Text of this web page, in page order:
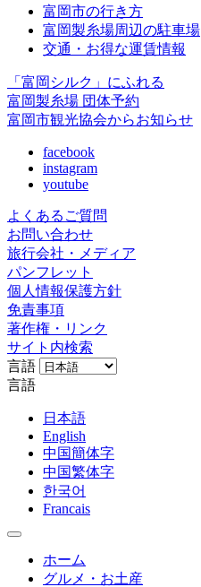
富岡市の行き方
富岡製糸場周辺の駐車場
交通・お得な運賃情報
「富岡シルク」にふれる
富岡製糸場 団体予約
富岡市観光協会からお知らせ
facebook
instagram
youtube
よくあるご質問
お問い合わせ
旅行会社・メディア
パンフレット
個人情報保護方針
免責事項
著作権・リンク
サイト内検索
言語
言語
日本語
English
中国簡体字
中国繁体字
한국어
Francais
ホーム
グルメ・お土産